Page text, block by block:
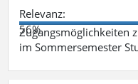
Relevanz:
56%
Zugangsmöglichkeiten
im Sommersemester